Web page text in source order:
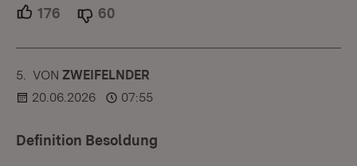
176 Unterstützer.
60
5. KOMMENTAR
VON :ZWEIFELNDER
20.06.2026
07:55
Definition Besoldung